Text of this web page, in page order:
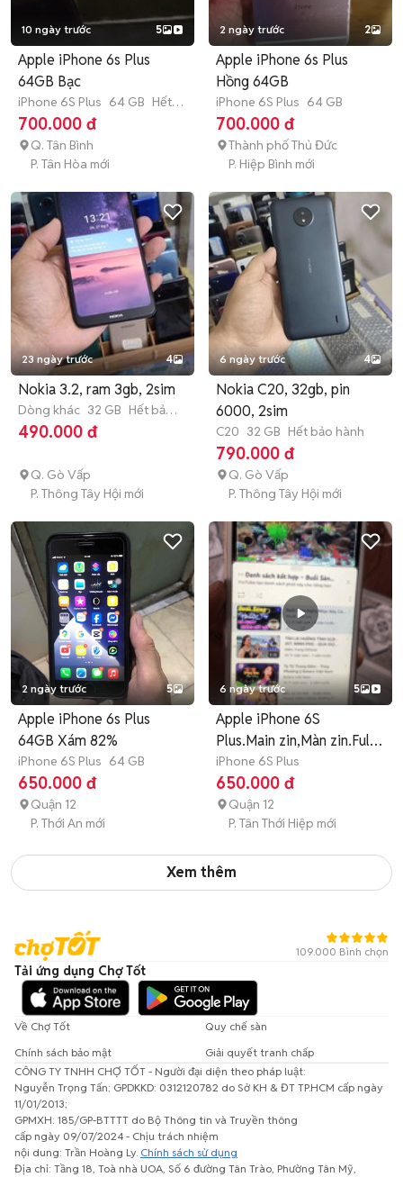
10 ngày trước 5
Apple iPhone 6s Plus
64GB Bạc
iPhone 6S Plus 64 GB Hết
bảo hành
700.000 đ
Q. Tân Bình
P. Tân Hòa mới
2 ngày trước 2
Apple iPhone 6s Plus
Hồng 64GB
iPhone 6S Plus 64 GB
700.000 đ
Thành phố Thủ Đức
P. Hiệp Bình mới
23 ngày trước 4
Nokia 3.2, ram 3gb, 2sim
Dòng khác 32 GB Hết bảo
hành
490.000 đ
Q. Gò Vấp
P. Thông Tây Hội mới
6 ngày trước 4
Nokia C20, 32gb, pin
6000, 2sim
C20 32 GB Hết bảo hành
790.000 đ
Q. Gò Vấp
P. Thông Tây Hội mới
2 ngày trước 5
Apple iPhone 6s Plus
64GB Xám 82%
iPhone 6S Plus 64 GB
650.000 đ
Quận 12
P. Thới An mới
6 ngày trước 5
Apple iPhone 6S
Plus.Main zin,Màn zin.Full
vân tay
iPhone 6S Plus
650.000 đ
Quận 12
P. Tân Thới Hiệp mới
Xem thêm
109.000 Bình chọn
Tải ứng dụng Chợ Tốt
Về Chợ Tốt
Quy chế sàn
Chính sách bảo mật
Giải quyết tranh chấp
CÔNG TY TNHH CHỢ TỐT - Người đại diện theo pháp luật:
Nguyễn Trọng Tấn; GPDKKD: 0312120782 do Sở KH & ĐT TP.HCM cấp ngày
11/01/2013;
GPMXH: 185/GP-BTTTT do Bộ Thông tin và Truyền thông
cấp ngày 09/07/2024 - Chịu trách nhiệm
nội dung: Trần Hoàng Ly. Chính sách sử dụng
Địa chỉ: Tầng 18, Toà nhà UOA, Số 6 đường Tân Trào, Phường Tân Mỹ,